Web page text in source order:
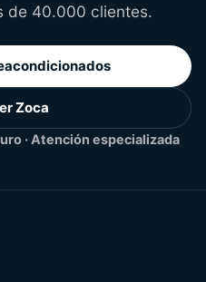
de 40.000 clientes.
Zoca
· Atención especializada